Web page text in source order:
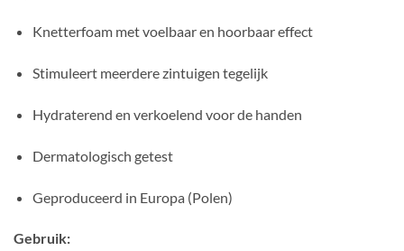
Knetterfoam met voelbaar en hoorbaar effect
Stimuleert meerdere zintuigen tegelijk
Hydraterend en verkoelend voor de handen
Dermatologisch getest
Geproduceerd in Europa (Polen)
Gebruik: